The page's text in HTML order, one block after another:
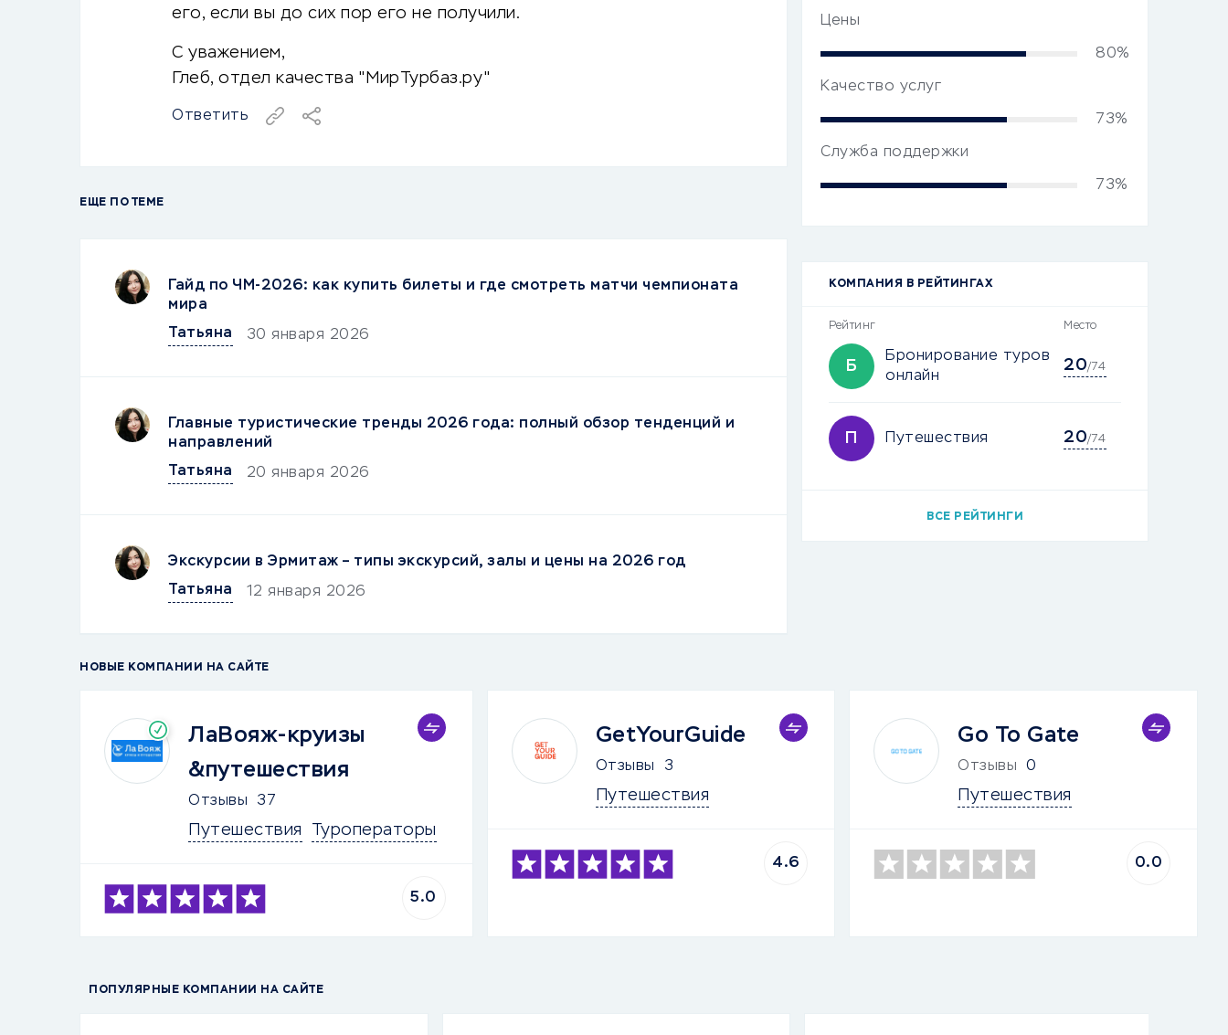
его, если вы до сих пор его не получили.
С уважением,
Глеб, отдел качества "МирТурбаз.ру"
Ответить
ЕЩЕ ПО ТЕМЕ
Гайд по ЧМ-2026: как купить билеты и где смотреть матчи чемпионата
мира
Татьяна
30 января 2026
Главные туристические тренды 2026 года: полный обзор тенденций и
направлений
Татьяна
20 января 2026
Экскурсии в Эрмитаж – типы экскурсий, залы и цены на 2026 год
Татьяна
12 января 2026
Цены
80%
Качество услуг
73%
Служба поддержки
73%
КОМПАНИЯ В РЕЙТИНГАХ
Рейтинг Место
Б
Бронирование туров
онлайн
20/74
П Путешествия 20/74
ВСЕ РЕЙТИНГИ
НОВЫЕ КОМПАНИИ НА САЙТЕ
ЛаВояж-круизы
&путешествия
Отзывы 37
Путешествия Туроператоры
5.0
GetYourGuide
Отзывы 3
Путешествия
4.6
Go To Gate
Отзывы 0
Путешествия
0.0
ПОПУЛЯРНЫЕ КОМПАНИИ НА САЙТЕ